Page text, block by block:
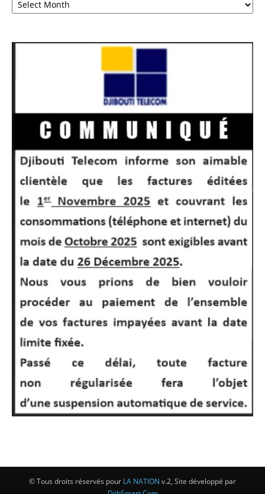
© Tous droits réservés pour LA NATION v.2, Site développé par